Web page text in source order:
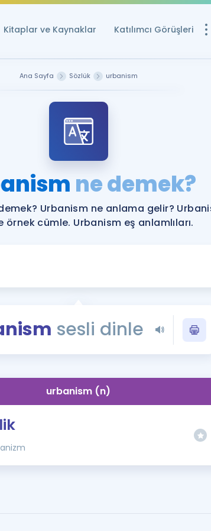
Kitaplar ve Kaynaklar Katılımcı Görüşleri
YDS ve YÖKDİL
YDS ve YÖKDİL'e
Tüm ÖSYM
YDS - YÖKDİL
İngilizce Gramer
Ana Sayfa Sözlük urbanism
ne demek?
Urbanism ne anlama gelir?
örnek cümle. Urbanism eş anlamlıları.
sesli dinle
urbanism (n)